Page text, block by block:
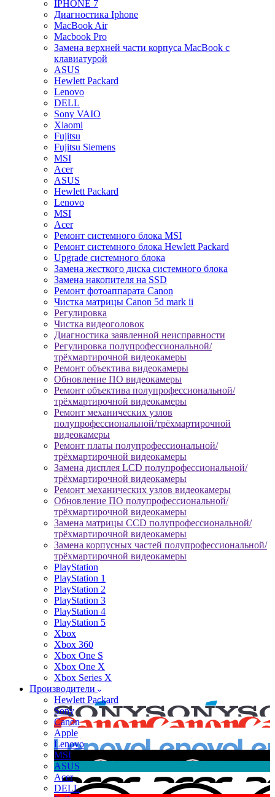
IPHONE 7
Диагностика Iphone
MacBook Air
Macbook Pro
Замена верхней части корпуса MacBook с
клавиатурой
ASUS
Hewlett Packard
Lenovo
DELL
Sony VAIO
Xiaomi
Fujitsu
Fujitsu Siemens
MSI
Acer
ASUS
Hewlett Packard
Lenovo
MSI
Acer
Ремонт системного блока MSI
Ремонт системного блока Hewlett Packard
Upgrade системного блока
Замена жесткого диска системного блока
Замена накопителя на SSD
Ремонт фотоаппарата Canon
Чистка матрицы Canon 5d mark ii
Регулировка
Чистка видеоголовок
Диагностика заявленной неисправности
Регулировка полупрофессиональной/
трёхмартирочной видеокамеры
Ремонт объектива видеокамеры
Обновление ПО видеокамеры
Ремонт объектива полупрофессиональной/
трёхмартирочной видеокамеры
Ремонт механических узлов
полупрофессиональной/трёхмартирочной
видеокамеры
Ремонт платы полупрофессиональной/
трёхмартирочной видеокамеры
Замена дисплея LCD полупрофессиональной/
трёхмартирочной видеокамеры
Ремонт механических узлов видеокамеры
Обновление ПО полупрофессиональной/
трёхмартирочной видеокамеры
Замена матрицы CCD полупрофессиональной/
трёхмартирочной видеокамеры
Замена корпусных частей полупрофессиональной/
трёхмартирочной видеокамеры
PlayStation
PlayStation 1
PlayStation 2
PlayStation 3
PlayStation 4
PlayStation 5
Xbox
Xbox 360
Xbox One S
Xbox One X
Xbox Series X
Производители
Hewlett Packard
Sony
Canon
Apple
Lenovo
MSI
ASUS
Acer
DELL